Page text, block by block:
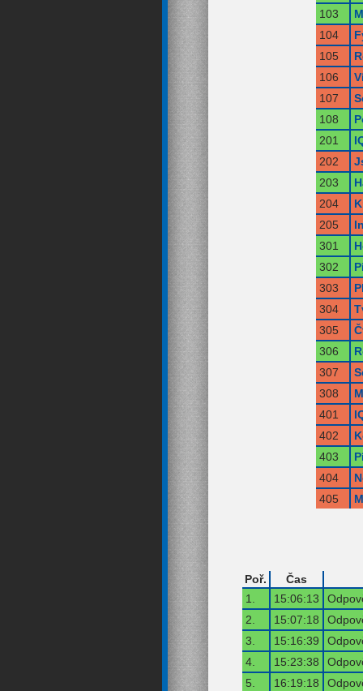
103
104
105
106
107
108
201
202
203
204
205
301
302
303
304
305
306
307
308
401
402
403
404
405
Poř.
Čas
1.
15:06:13
2.
15:07:18
3.
15:16:39
4.
15:23:38
5.
16:19:18